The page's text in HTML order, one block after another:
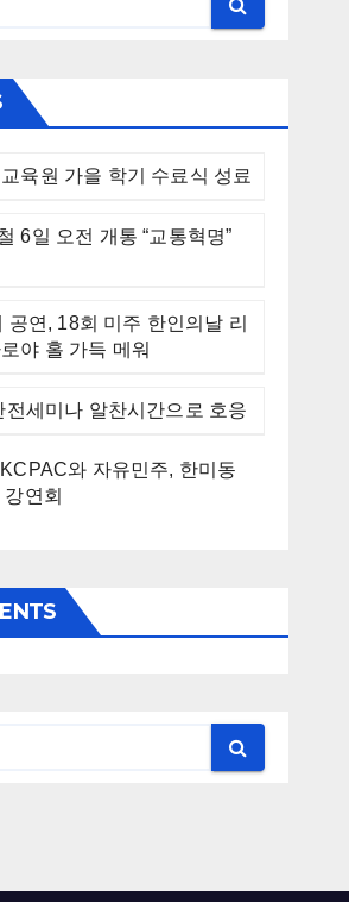
육원 가을 학기 수료식 성료
6일 오전 개통 “교통혁명”
공연, 18회 미주 한인의날 리
야 홀 가득 메워
세미나 알찬시간으로 호응
와 자유민주, 한미동
연회